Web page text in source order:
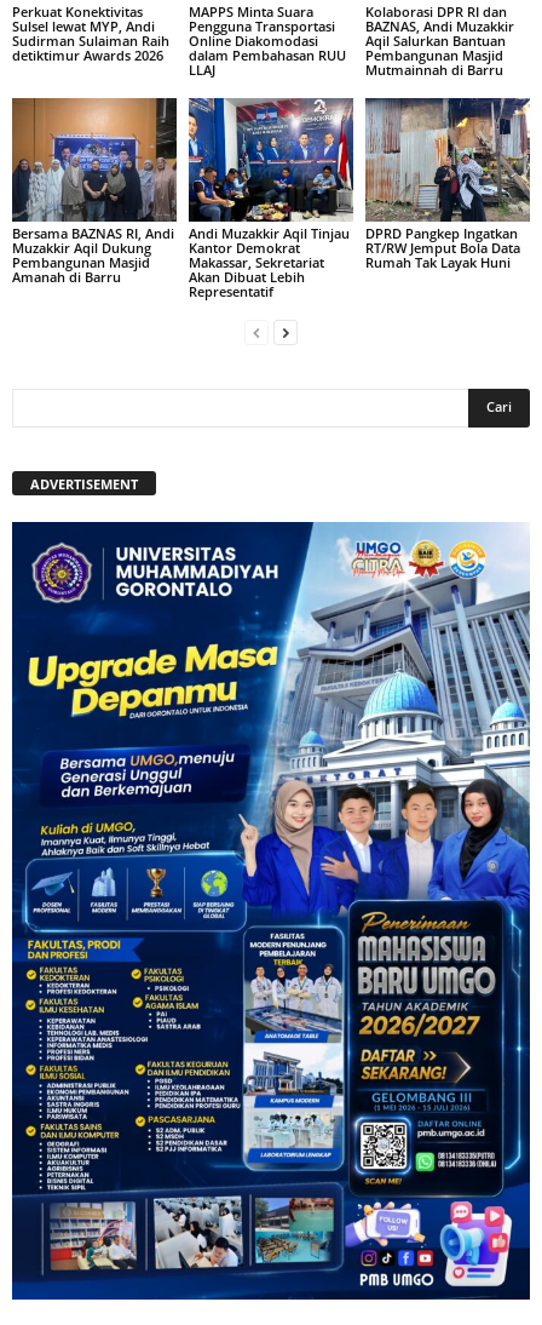
Perkuat Konektivitas
Sulsel lewat MYP, Andi
Sudirman Sulaiman Raih
detiktimur Awards 2026
MAPPS Minta Suara
Pengguna Transportasi
Online Diakomodasi
dalam Pembahasan RUU
LLAJ
Kolaborasi DPR RI dan
BAZNAS, Andi Muzakkir
Aqil Salurkan Bantuan
Pembangunan Masjid
Mutmainnah di Barru
Bersama BAZNAS RI, Andi
Muzakkir Aqil Dukung
Pembangunan Masjid
Amanah di Barru
Andi Muzakkir Aqil Tinjau
Kantor Demokrat
Makassar, Sekretariat
Akan Dibuat Lebih
Representatif
DPRD Pangkep Ingatkan
RT/RW Jemput Bola Data
Rumah Tak Layak Huni
ADVERTISEMENT